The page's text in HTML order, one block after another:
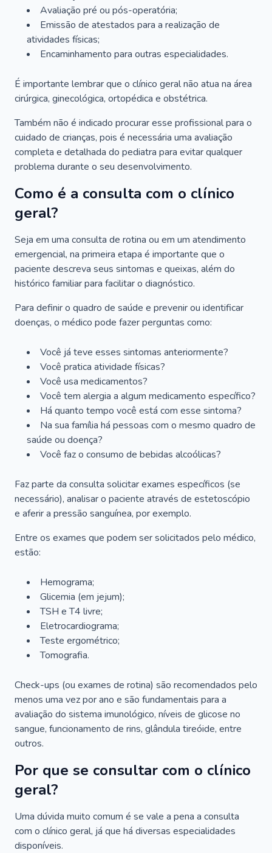
Avaliação pré ou pós-operatória;
Emissão de atestados para a realização de
atividades físicas;
Encaminhamento para outras especialidades.
É importante lembrar que o clínico geral não atua na área
cirúrgica, ginecológica, ortopédica e obstétrica.
Também não é indicado procurar esse profissional para o
cuidado de crianças, pois é necessária uma avaliação
completa e detalhada do pediatra para evitar qualquer
problema durante o seu desenvolvimento.
Como é a consulta com o clínico
geral?
Seja em uma consulta de rotina ou em um atendimento
emergencial, na primeira etapa é importante que o
paciente descreva seus sintomas e queixas, além do
histórico familiar para facilitar o diagnóstico.
Para definir o quadro de saúde e prevenir ou identificar
doenças, o médico pode fazer perguntas como:
Você já teve esses sintomas anteriormente?
Você pratica atividade físicas?
Você usa medicamentos?
Você tem alergia a algum medicamento específico?
Há quanto tempo você está com esse sintoma?
Na sua família há pessoas com o mesmo quadro de
saúde ou doença?
Você faz o consumo de bebidas alcoólicas?
Faz parte da consulta solicitar exames específicos (se
necessário), analisar o paciente através de estetoscópio
e aferir a pressão sanguínea, por exemplo.
Entre os exames que podem ser solicitados pelo médico,
estão:
Hemograma;
Glicemia (em jejum);
TSH e T4 livre;
Eletrocardiograma;
Teste ergométrico;
Tomografia.
Check-ups (ou exames de rotina) são recomendados pelo
menos uma vez por ano e são fundamentais para a
avaliação do sistema imunológico, níveis de glicose no
sangue, funcionamento de rins, glândula tireóide, entre
outros.
Por que se consultar com o clínico
geral?
Uma dúvida muito comum é se vale a pena a consulta
com o clínico geral, já que há diversas especialidades
disponíveis.